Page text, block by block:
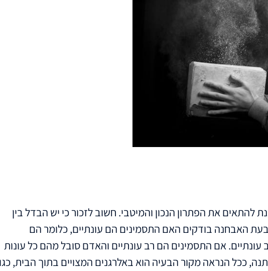
להתאים את הפתרון הנכון והמיטבי. חשוב לזכור כי יש הבדל בין
האבחנה בודקים האם התסמינים הם עונתיים, כלומר הם
עונתיים. אם התסמינים הם רב עונתיים והאדם סובל מהם כל עונות
ככל הנראה מקור הבעיה הוא באלרגנים המצויים בתוך הבית,